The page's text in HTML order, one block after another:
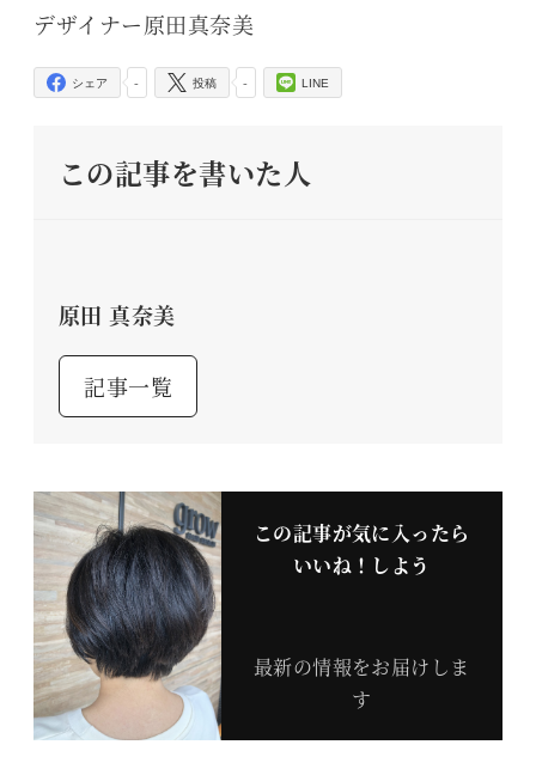
デザイナー原田真奈美
-
シェア -
投稿 LINE
この記事を書いた人
原田 真奈美
記事一覧
この記事が気に入ったら
いいね！しよう
最新の情報をお届けしま
す